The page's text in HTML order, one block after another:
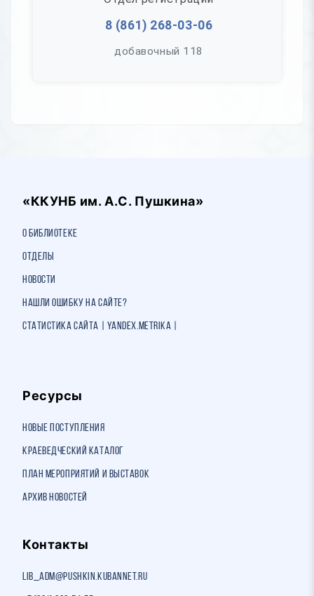
8 (861) 268-03-06
добавочный 118
«ККУНБ им. А.С. Пушкина»
О библиотеке
Отделы
Новости
Нашли ошибку на сайте?
Статистика сайта | Yandex.Metrika |
Ресурсы
Новые поступления
Краеведческий каталог
План мероприятий и выставок
Архив новостей
Контакты
lib_adm@pushkin.kubannet.ru